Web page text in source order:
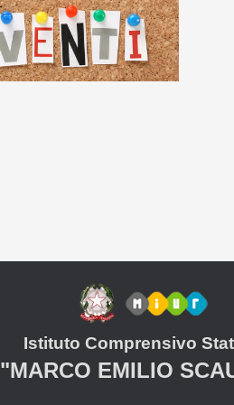
Istituto Comprensivo
"MARCO EMILIO